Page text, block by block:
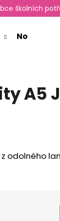
školních
Novinky
A5
odolného